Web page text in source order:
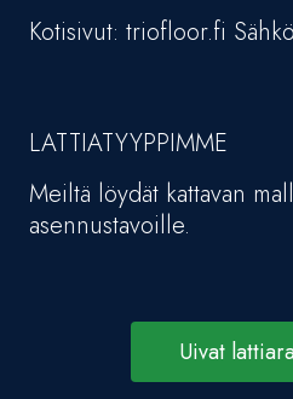
Kotisivut: triofloor.fi
LATTIATYYPPIMME
Meiltä löydät kattavan
asennustavoille.
Uivat